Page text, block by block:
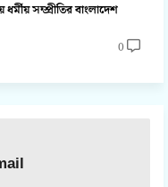
ধর্মীয় সম্প্রীতির বাংলাদেশ
0